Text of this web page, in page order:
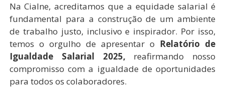
Na Cialne, acreditamos que a equidade salarial é
fundamental para a construção de um ambiente
de trabalho justo, inclusivo e inspirador. Por isso,
temos o orgulho de apresentar o Relatório de
Igualdade Salarial 2025, reafirmando nosso
compromisso com a igualdade de oportunidades
para todos os colaboradores.